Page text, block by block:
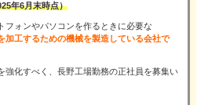
年6月末時点）
フォンやパソコンを作るときに必要な
加工するための機械を製造している会社で
強化すべく、長野工場勤務の正社員を募集い